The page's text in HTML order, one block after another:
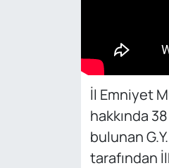
İl Emniyet
hakkında
bulunan
tarafından